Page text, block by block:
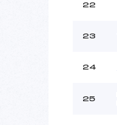
22
23
24
25